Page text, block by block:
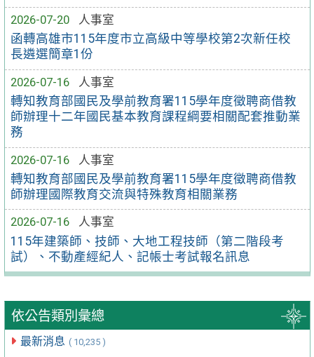
2026-07-20
人事室
函轉高雄市115年度市立高級中等學校第2次新任校
長遴選簡章1份
2026-07-16
人事室
轉知教育部國民及學前教育署115學年度徵聘商借教
師辦理十二年國民基本教育課程綱要相關配套推動業
務
2026-07-16
人事室
轉知教育部國民及學前教育署115學年度徵聘商借教
師辦理國際教育交流與特殊教育相關業務
2026-07-16
人事室
115年建築師、技師、大地工程技師（第二階段考
試）、不動產經紀人、記帳士考試報名訊息
依公告類別彙總
最新消息 ( 10,235 )